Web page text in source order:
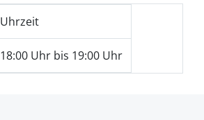
Uhrzeit
18:00 Uhr bis 19:00 Uhr